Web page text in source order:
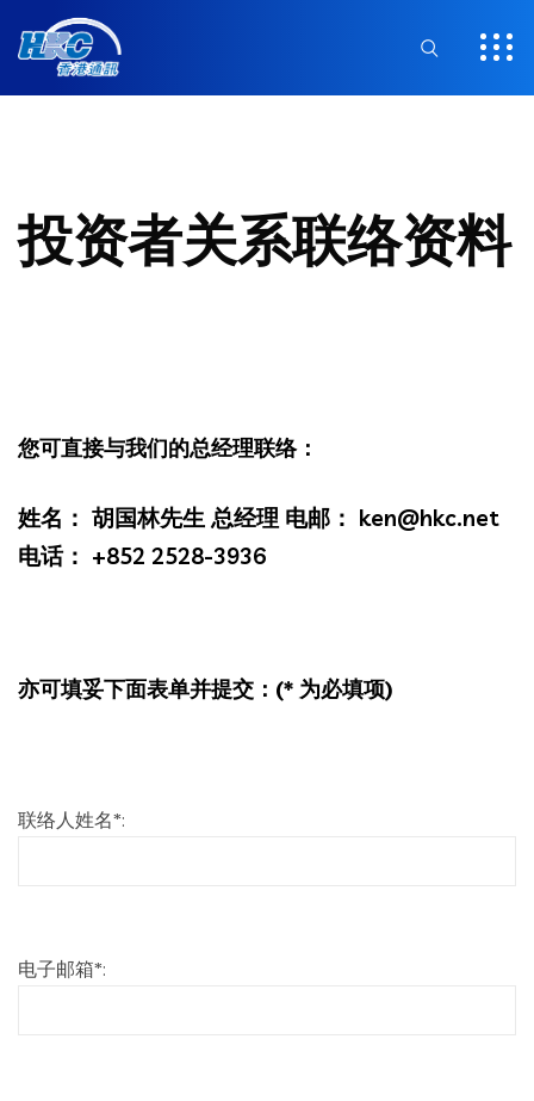
投资者关系联络资料
您可直接与我们的总经理联络：
姓名： 胡国林先生 总经理 电邮： ken@hkc.net
电话： +852 2528-3936
亦可填妥下面表单并提交：(* 为必填项)
联络人姓名*:
电子邮箱*: